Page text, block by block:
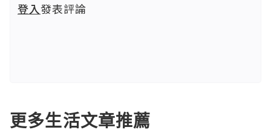
登入發表評論
更多生活文章推薦